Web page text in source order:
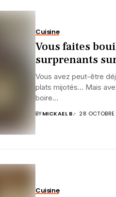
Cuisine
Vous faites
surprenants
Vous avez peut-être
plats mijotés… Mais
boire...
BYMICKAEL B. 28
Cuisine